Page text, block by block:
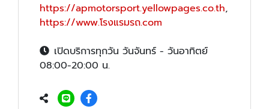
https://apmotorsport.yellowpages.co.th,
https://www.โรงแรมรถ.com
เปิดบริการทุกวัน วันจันทร์ - วันอาทิตย์
08:00-20:00 น.